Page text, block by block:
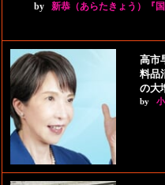
by 新恭（あらたきょう）『
高市
料品
の大
by